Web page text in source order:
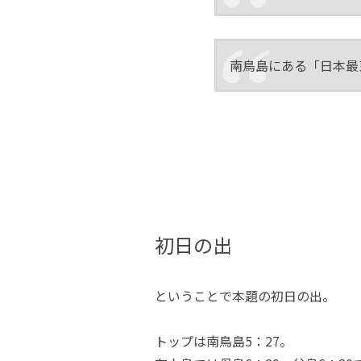
南鳥島にある「日本
初日の出
ということで本題の初日の出。
トップは南鳥島5：27。